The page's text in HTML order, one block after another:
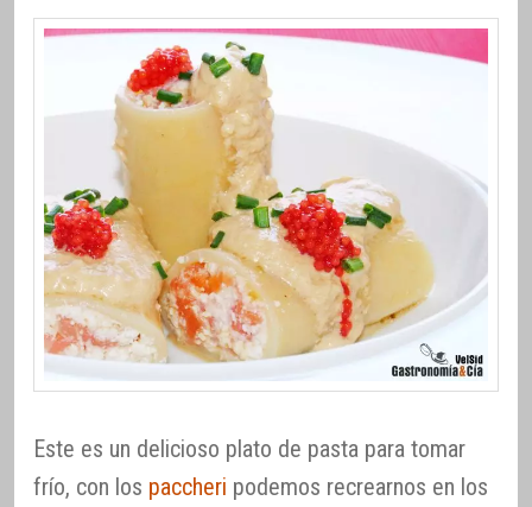
Este es un delicioso plato de pasta para tomar
frío, con los paccheri podemos recrearnos en los